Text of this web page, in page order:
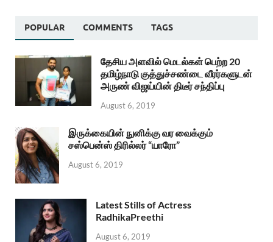
POPULAR COMMENTS TAGS
தேசிய அளவில் மெடல்கள் பெற்ற 20
தமிழ்நாடு குத்துச்சண்டை வீரர்களுடன்
அருண் விஜய்யின் திடீர் சந்திப்பு
August 6, 2019
இருக்கையின் நுனிக்கு வர வைக்கும்
சஸ்பென்ஸ் திரில்லர் “யாரோ”
August 6, 2019
Latest Stills of Actress
RadhikaPreethi
August 6, 2019